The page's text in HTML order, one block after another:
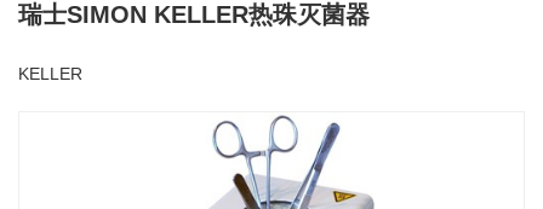
瑞士SIMON KELLER热珠灭菌器
KELLER